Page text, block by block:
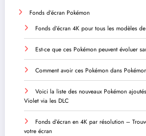
Fonds d’écran Pokémon
Fonds d’écran 4K pour tous les modèles
Est-ce que ces Pokémon peuvent évoluer
Comment avoir ces Pokémon dans
Voici la liste des nouveaux Pokémon
Violet via les DLC
Fonds d’écran en 4K par résolution –
votre écran